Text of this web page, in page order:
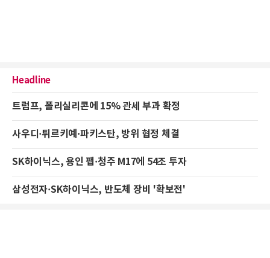
Headline
트럼프, 폴리실리콘에 15% 관세 부과 확정
사우디·튀르키예·파키스탄, 방위 협정 체결
SK하이닉스, 용인 팹·청주 M17에 54조 투자
삼성전자·SK하이닉스, 반도체 장비 '확보전'